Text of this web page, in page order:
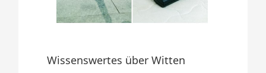
Wissenswertes über Witten